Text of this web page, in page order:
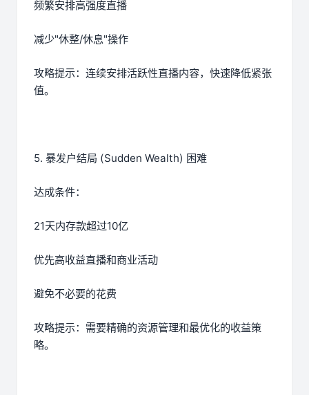
频繁安排高强度直播
减少"休整/休息"操作
攻略提示：连续安排活跃性直播内容，快速降低紧张
值。
5. 暴发户结局 (Sudden Wealth) 困难
达成条件：
21天内存款超过10亿
优先高收益直播和商业活动
避免不必要的花费
攻略提示：需要精确的资源管理和最优化的收益策
略。